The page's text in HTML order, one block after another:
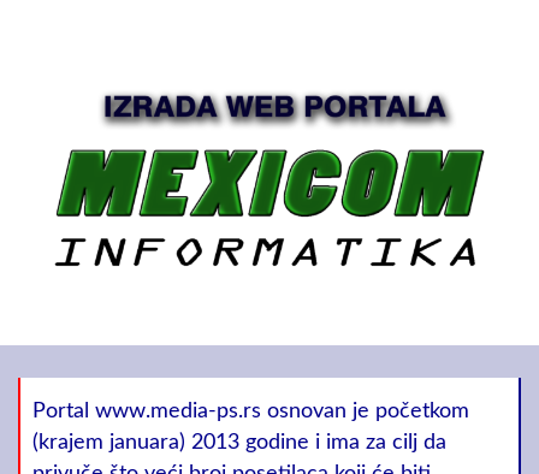
Portal www.media-ps.rs osnovan je početkom
(krajem januara) 2013 godine i ima za cilj da